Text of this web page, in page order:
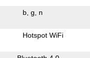
b g n
Hotspot WiFi